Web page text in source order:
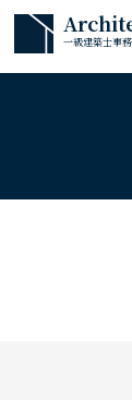
一級建築士事